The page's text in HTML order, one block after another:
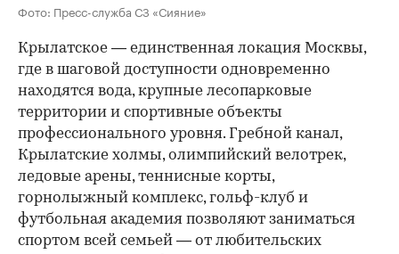
Фото: Пресс-служба СЗ «Сияние»
Крылатское — единственная локация Москвы,
где в шаговой доступности одновременно
находятся вода, крупные лесопарковые
территории и спортивные объекты
профессионального уровня. Гребной канал,
Крылатские холмы, олимпийский велотрек,
ледовые арены, теннисные корты,
горнолыжный комплекс, гольф-клуб и
футбольная академия позволяют заниматься
спортом всей семьей — от любительских